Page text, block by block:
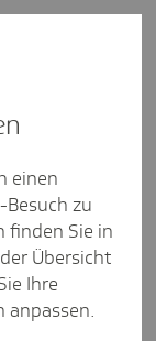
einen
zu
finden Sie in
Übersicht
Ihre
anpassen.